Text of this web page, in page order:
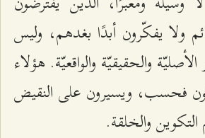
ولا يفكّرون أبدًا بغدهم، وليس
والحقيقيّة والواقعيّة. هؤلاء
فحسب، ويسيرون على النقيض
التكوين والخلقة.